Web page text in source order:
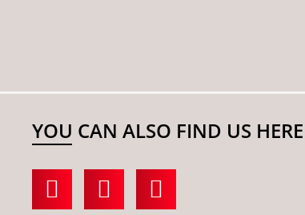
YOU CAN ALSO FIND US HERE